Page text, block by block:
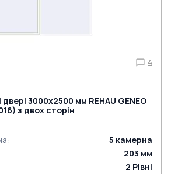
4
3000x2500 мм REHAU GENEO
з двох сторін
: 5 камерна
203 мм
2 Рівні